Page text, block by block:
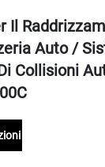
Il
Auto /
Collisioni